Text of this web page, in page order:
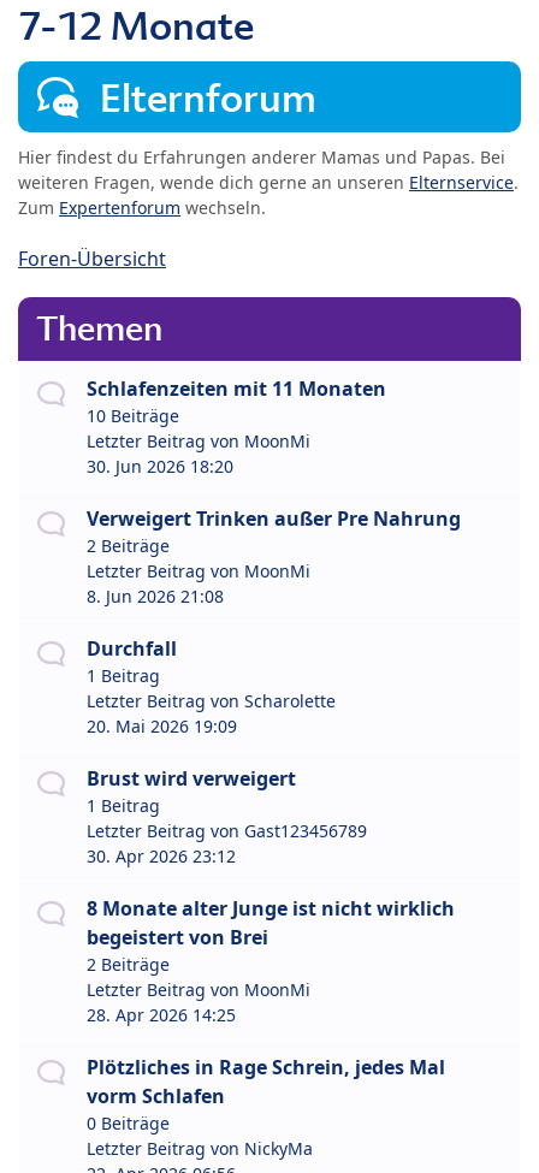
7-12 Monate
Elternforum
Hier findest du Erfahrungen anderer Mamas und Papas. Bei
weiteren Fragen, wende dich gerne an unseren Elternservice.
Zum Expertenforum wechseln.
Foren-Übersicht
Themen
Schlafenzeiten mit 11 Monaten
10 Beiträge
Letzter Beitrag von MoonMi
30. Jun 2026 18:20
Verweigert Trinken außer Pre Nahrung
2 Beiträge
Letzter Beitrag von MoonMi
8. Jun 2026 21:08
Durchfall
1 Beitrag
Letzter Beitrag von Scharolette
20. Mai 2026 19:09
Brust wird verweigert
1 Beitrag
Letzter Beitrag von Gast123456789
30. Apr 2026 23:12
8 Monate alter Junge ist nicht wirklich
begeistert von Brei
2 Beiträge
Letzter Beitrag von MoonMi
28. Apr 2026 14:25
Plötzliches in Rage Schrein, jedes Mal
vorm Schlafen
0 Beiträge
Letzter Beitrag von NickyMa